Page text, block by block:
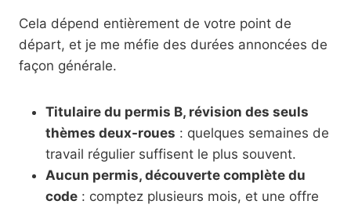
Cela dépend entièrement de votre point de
départ, et je me méfie des durées annoncées de
façon générale.
Titulaire du permis B, révision des seuls
thèmes deux-roues : quelques semaines de
travail régulier suffisent le plus souvent.
Aucun permis, découverte complète du
code : comptez plusieurs mois, et une offre